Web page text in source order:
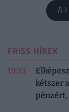
A
FRISS HÍREK
19:33
kétszer
pénzért,